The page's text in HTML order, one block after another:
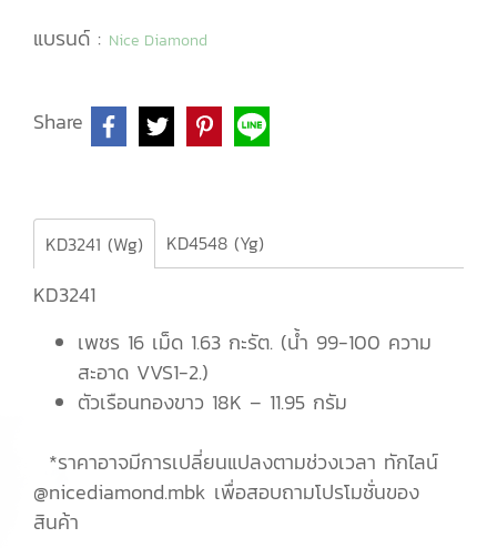
แบรนด์ : Nice Diamond
Share
KD3241 (Wg) KD4548 (Yg)
KD3241
เพชร 16 เม็ด 1.63 กะรัต. (น้ำ 99-100 ความ
สะอาด VVS1-2.)
ตัวเรือนทองขาว 18K – 11.95 กรัม
*ราคาอาจมีการเปลี่ยนแปลงตามช่วงเวลา ทักไลน์
@nicediamond.mbk เพื่อสอบถามโปรโมชั่นของ
สินค้า